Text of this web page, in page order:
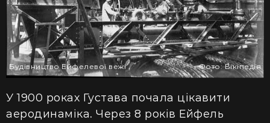
Будівництво Ейфелевої вежі Фото: Вікіпедія
У 1900 роках Густава почала цікавити
аеродинаміка. Через 8 років Ейфель